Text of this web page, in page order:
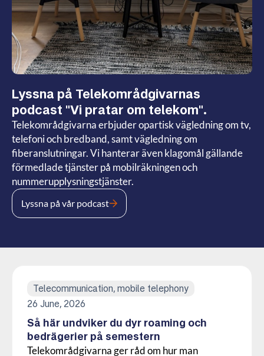
Lyssna på Telekområdgivarnas
podcast "Vi pratar om telekom".
Telekområdgivarna erbjuder opartisk vägledning om tv,
telefoni och bredband, samt vägledning om
fiberanslutningar. Vi hanterar även klagomål gällande
förmedlade tjänster på mobilräkningen och
nummerupplysningstjänster.
Lyssna på vår podcast
Telecommunication, mobile telephony
26 June, 2026
Så här undviker du dyr roaming och
bedrägerier på semestern
Telekområdgivarna ger råd om hur man